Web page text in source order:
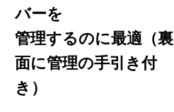
バーを
管理するのに最適（裏
面に管理の手引き付
き）